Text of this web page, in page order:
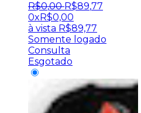
R$0,00 R$89,77
0x R$0,00
à vista R$89,77
Somente logado
Consulta
Esgotado